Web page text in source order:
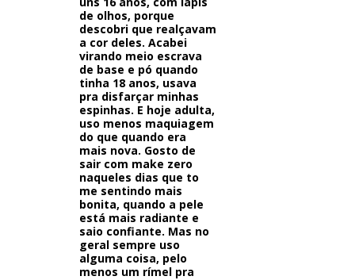
de olhos, porque
descobri que realçavam
a cor deles. Acabei
virando meio escrava
de base e pó quando
tinha 18 anos, usava
pra disfarçar minhas
espinhas. E hoje adulta,
uso menos maquiagem
do que quando era
mais nova. Gosto de
sair com make zero
naqueles dias que to
me sentindo mais
bonita, quando a pele
está mais radiante e
saio confiante. Mas no
geral sempre uso
alguma coisa, pelo
menos um rímel pra